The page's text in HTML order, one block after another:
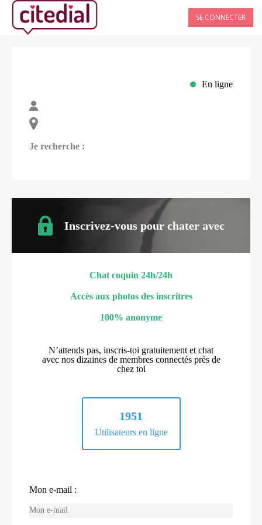
SE CONNECTER
En ligne
Je recherche :
Inscrivez-vous pour chater avec
Chat coquin 24h/24h
Accès aux photos des inscritres
100% anonyme
N’attends pas, inscris-toi gratuitement et chat
avec nos dizaines de membres connectés près de
chez toi
1951
Utilisateurs en ligne
Mon e-mail :